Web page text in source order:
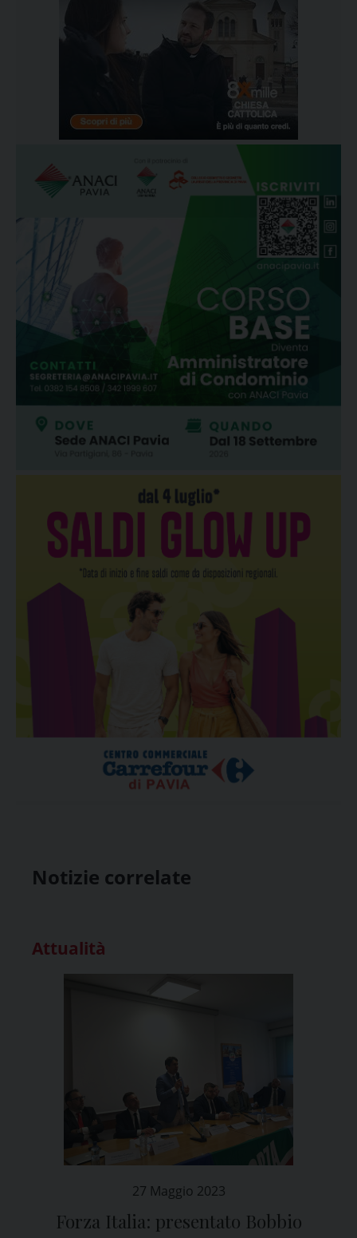
Notizie correlate
Attualità
27 Maggio 2023
Forza Italia: presentato Bobbio